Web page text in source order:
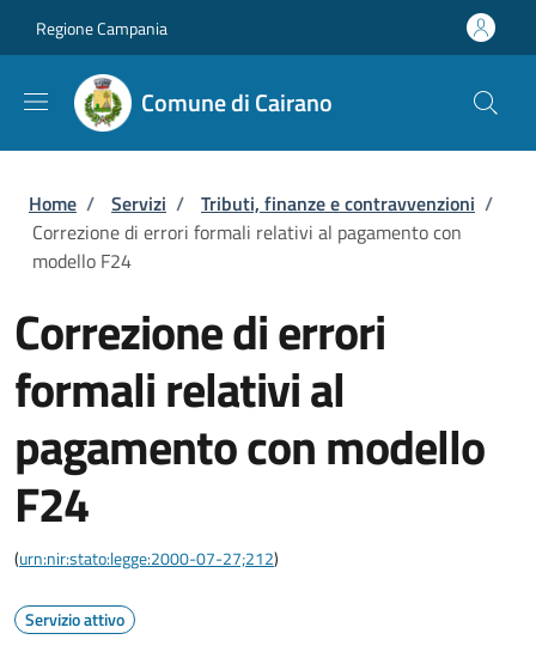
Regione Campania
Comune di Cairano
Briciole di pane
Home / Servizi / Tributi, finanze e contravvenzioni /
Correzione di errori formali relativi al pagamento con
modello F24
Correzione di errori
formali relativi al
pagamento con modello
F24
(urn:nir:stato:legge:2000-07-27;212)
Servizio attivo